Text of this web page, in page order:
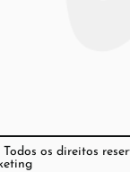
os direitos